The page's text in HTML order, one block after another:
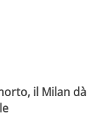
il Milan dà